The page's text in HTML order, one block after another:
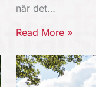
när det…
Read More »